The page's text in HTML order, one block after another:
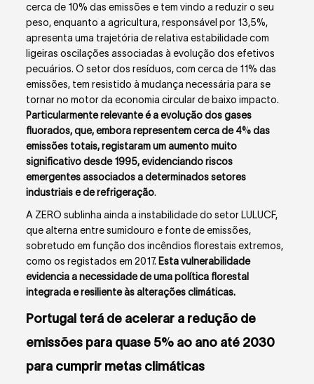
cerca de 10% das emissões e tem vindo a reduzir o seu
peso, enquanto a agricultura, responsável por 13,5%,
apresenta uma trajetória de relativa estabilidade com
ligeiras oscilações associadas à evolução dos efetivos
pecuários. O setor dos resíduos, com cerca de 11% das
emissões, tem resistido à mudança necessária para se
tornar no motor da economia circular de baixo impacto.
Particularmente relevante é a evolução dos gases
fluorados, que, embora representem cerca de 4% das
emissões totais, registaram um aumento muito
significativo desde 1995, evidenciando riscos
emergentes associados a determinados setores
industriais e de refrigeração.
A ZERO sublinha ainda a instabilidade do setor LULUCF,
que alterna entre sumidouro e fonte de emissões,
sobretudo em função dos incêndios florestais extremos,
como os registados em 2017. Esta vulnerabilidade
evidencia a necessidade de uma política florestal
integrada e resiliente às alterações climáticas.
Portugal terá de acelerar a redução de
emissões para quase 5% ao ano até 2030
para cumprir metas climáticas